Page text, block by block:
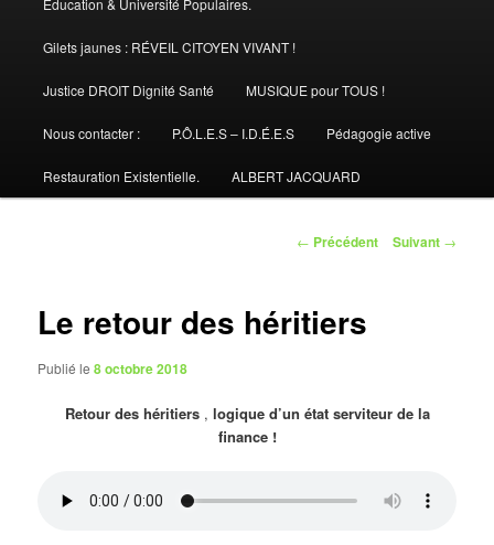
Gilets jaunes : RÉVEIL CITOYEN VIVANT !
Justice DROIT Dignité Santé MUSIQUE pour TOUS !
Nous contacter : P.Ô.L.E.S – I.D.É.E.S Pédagogie active
Restauration Existentielle. ALBERT JACQUARD
Navigation
← Précédent Suivant →
Le retour des héritiers
Publié le8 octobre 2018
Retour des héritiers, logique d’un état serviteur de la
finance !